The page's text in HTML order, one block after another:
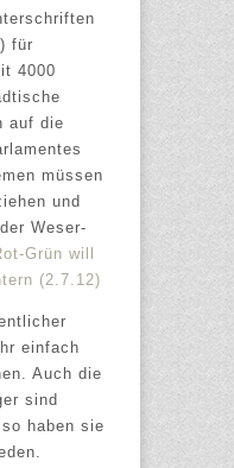
für
4000
auf die
müssen
und
Weser-
Grün will
(2.7.12)
einfach
Auch die
sind
haben sie